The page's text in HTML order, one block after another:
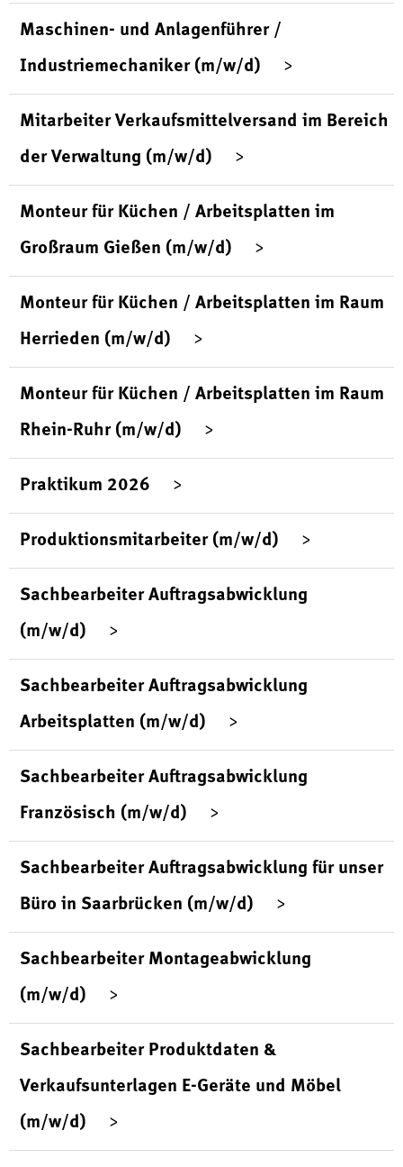
Maschinen- und Anlagenführer /
Industriemechaniker (m/w/d)
Mitarbeiter Verkaufsmittelversand im Bereich
der Verwaltung (m/w/d)
Monteur für Küchen / Arbeitsplatten im
Großraum Gießen (m/w/d)
Monteur für Küchen / Arbeitsplatten im Raum
Herrieden (m/w/d)
Monteur für Küchen / Arbeitsplatten im Raum
Rhein-Ruhr (m/w/d)
Praktikum 2026
Produktionsmitarbeiter (m/w/d)
Sachbearbeiter Auftragsabwicklung
(m/w/d)
Sachbearbeiter Auftragsabwicklung
Arbeitsplatten (m/w/d)
Sachbearbeiter Auftragsabwicklung
Französisch (m/w/d)
Sachbearbeiter Auftragsabwicklung für unser
Büro in Saarbrücken (m/w/d)
Sachbearbeiter Montageabwicklung
(m/w/d)
Sachbearbeiter Produktdaten &
Verkaufsunterlagen E-Geräte und Möbel
(m/w/d)